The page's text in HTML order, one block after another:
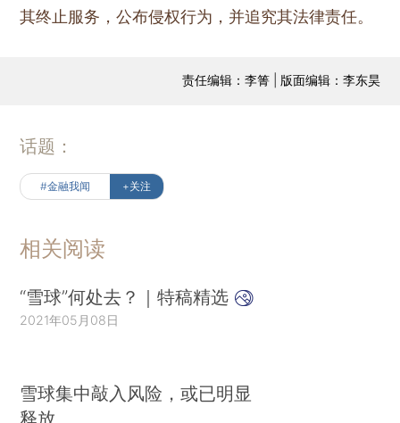
其终止服务，公布侵权行为，并追究其法律责任。
责任编辑：李箐 | 版面编辑：李东昊
话题：
#金融我闻 +关注
相关阅读
“雪球”何处去？｜特稿精选
2021年05月08日
雪球集中敲入风险，或已明显
释放